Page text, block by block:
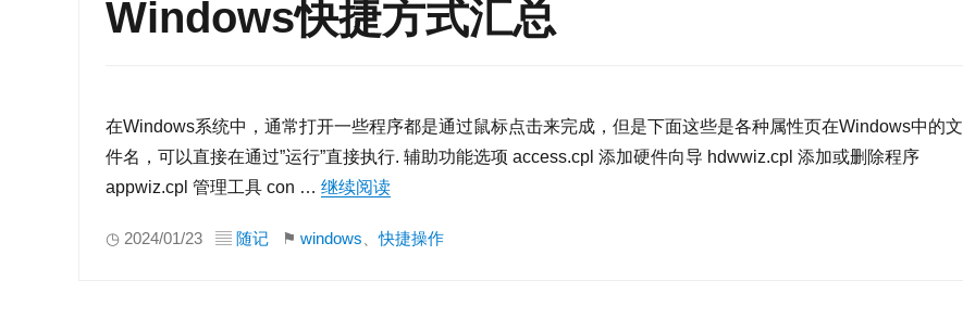
Windows快捷方式汇总
在Windows系统中，通常打开一些程序都是通过鼠标点击来完成，但是下面这些是各种属性页在Windows中的文
件名，可以直接在通过”运行”直接执行. 辅助功能选项 access.cpl 添加硬件向导 hdwwiz.cpl 添加或删除程序
appwiz.cpl 管理工具 con … 继续阅读
◷ 2024/01/23 ▤ 随记 ⚑ windows 、快捷操作